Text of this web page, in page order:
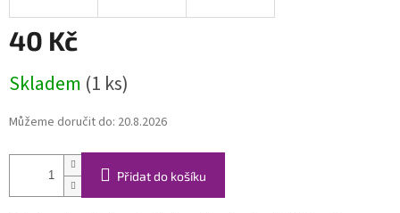
40 Kč
cena:
Skladem (1 ks)
Můžeme doručit do: 20.8.2026
Přidat do košíku